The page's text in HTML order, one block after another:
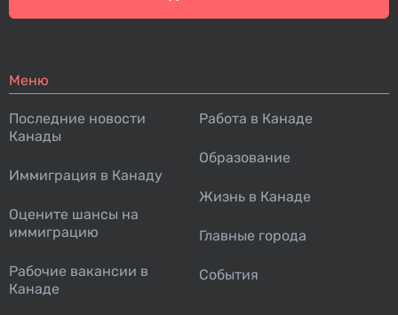
Меню
Последние новости
Канады
Иммиграция в Канаду
Оцените шансы на
иммиграцию
Рабочие вакансии в
Канаде
Работа в Канаде
Образование
Жизнь в Канаде
Главные города
События